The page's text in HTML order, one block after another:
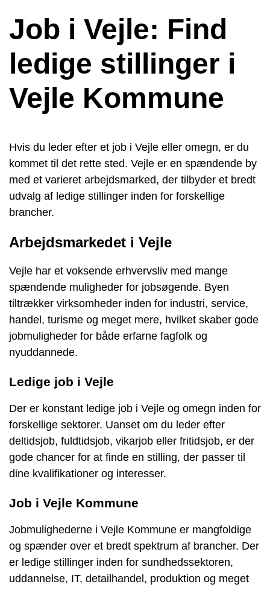
Job i Vejle: Find
ledige stillinger i
Vejle Kommune
Hvis du leder efter et job i Vejle eller omegn, er du
kommet til det rette sted. Vejle er en spændende by
med et varieret arbejdsmarked, der tilbyder et bredt
udvalg af ledige stillinger inden for forskellige
brancher.
Arbejdsmarkedet i Vejle
Vejle har et voksende erhvervsliv med mange
spændende muligheder for jobsøgende. Byen
tiltrækker virksomheder inden for industri, service,
handel, turisme og meget mere, hvilket skaber gode
jobmuligheder for både erfarne fagfolk og
nyuddannede.
Ledige job i Vejle
Der er konstant ledige job i Vejle og omegn inden for
forskellige sektorer. Uanset om du leder efter
deltidsjob, fuldtidsjob, vikarjob eller fritidsjob, er der
gode chancer for at finde en stilling, der passer til
dine kvalifikationer og interesser.
Job i Vejle Kommune
Jobmulighederne i Vejle Kommune er mangfoldige
og spænder over et bredt spektrum af brancher. Der
er ledige stillinger inden for sundhedssektoren,
uddannelse, IT, detailhandel, produktion og meget